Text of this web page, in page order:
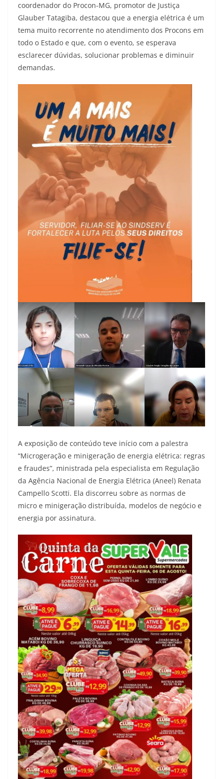
coordenador do Procon-MG, promotor de Justiça
Glauber Tatagiba, destacou que a energia elétrica é um
tema muito recorrente no atendimento dos Procons em
todo o Estado e que, com o evento, se esperava
esclarecer dúvidas, solucionar problemas e diminuir
demandas.
A exposição de conteúdo teve início com a palestra
“Microgeração e minigeração de energia elétrica: regras
e fraudes”, ministrada pela especialista em Regulação
da Agência Nacional de Energia Elétrica (Aneel) Renata
Campello Scotti. Ela discorreu sobre as normas de
micro e minigeração distribuída, modelos de negócio e
energia por assinatura.